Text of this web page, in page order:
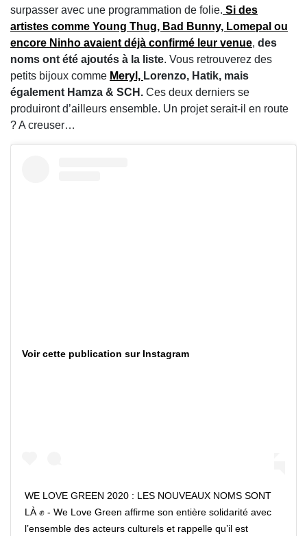
surpasser avec une programmation de folie. Si des
artistes comme Young Thug, Bad Bunny, Lomepal ou
encore Ninho avaient déjà confirmé leur venue, des
noms ont été ajoutés à la liste. Vous retrouverez des
petits bijoux comme Meryl, Lorenzo, Hatik, mais
également Hamza & SCH. Ces deux derniers se
produiront d’ailleurs ensemble. Un projet serait-il en route
? A creuser…
Voir cette publication sur Instagram
WE LOVE GREEN 2020 : LES NOUVEAUX NOMS SONT
LÀ ✊ - We Love Green affirme son entière solidarité avec
l’ensemble des acteurs culturels et rappelle qu’il est